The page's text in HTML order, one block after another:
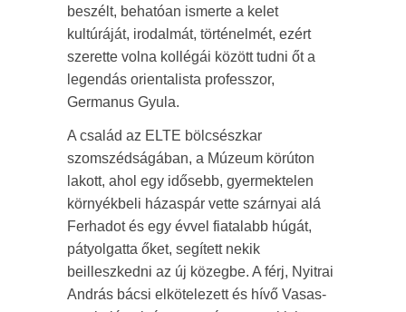
beszélt, behatóan ismerte a kelet
kultúráját, irodalmát, történelmét, ezért
szerette volna kollégái között tudni őt a
legendás orientalista professzor,
Germanus Gyula.
A család az ELTE bölcsészkar
szomszédságában, a Múzeum körúton
lakott, ahol egy idősebb, gyermektelen
környékbeli házaspár vette szárnyai alá
Ferhadot és egy évvel fiatalabb húgát,
pátyolgatta őket, segített nekik
beilleszkedni az új közegbe. A férj, Nyitrai
András bácsi elkötelezett és hívő Vasas-